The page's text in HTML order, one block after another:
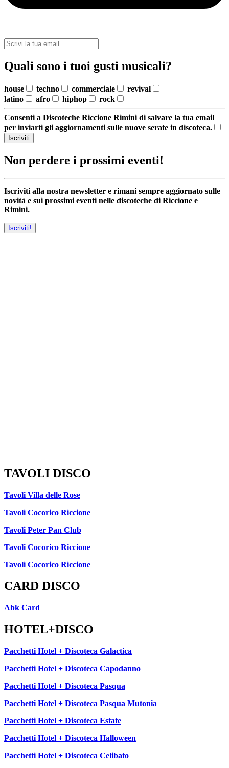
Quali sono i tuoi gusti musicali?
house techno commerciale
revival
latino
afro hiphop rock
Consenti a Discoteche Riccione Rimini di salvare la tua email
per inviarti gli aggiornamenti sulle nuove serate in discoteca.
Iscriviti
Non perdere i prossimi eventi!
Iscriviti alla nostra newsletter e rimani sempre aggiornato sulle
novità e sui prossimi eventi nelle discoteche di Riccione e
Rimini.
Iscriviti!
TAVOLI DISCO
Tavoli Villa delle Rose
Tavoli Cocorico Riccione
Tavoli Peter Pan Club
Tavoli Cocorico Riccione
Tavoli Cocorico Riccione
CARD DISCO
Abk Card
HOTEL+DISCO
Pacchetti Hotel + Discoteca Galactica
Pacchetti Hotel + Discoteca Capodanno
Pacchetti Hotel + Discoteca Pasqua
Pacchetti Hotel + Discoteca Pasqua Mutonia
Pacchetti Hotel + Discoteca Estate
Pacchetti Hotel + Discoteca Halloween
Pacchetti Hotel + Discoteca Celibato